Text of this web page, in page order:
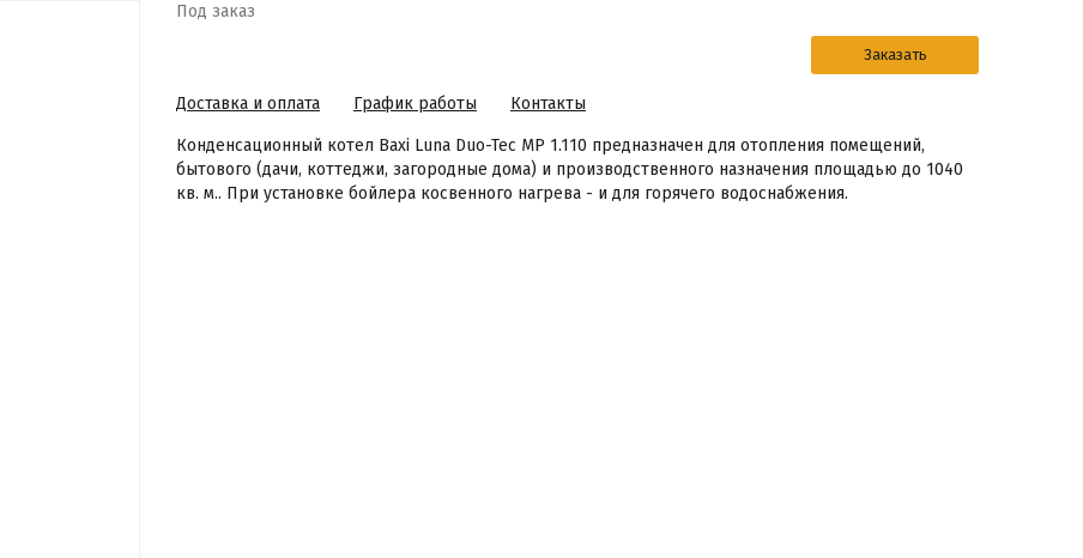
Под заказ
Доставка и оплата График работы Контакты
Конденсационный котел Baxi Luna Duo-Tec MP 1.110 предназначен для отопления помещений,
бытового (дачи, коттеджи, загородные дома) и производственного назначения площадью до 1040
кв. м.. При установке бойлера косвенного нагрева - и для горячего водоснабжения.